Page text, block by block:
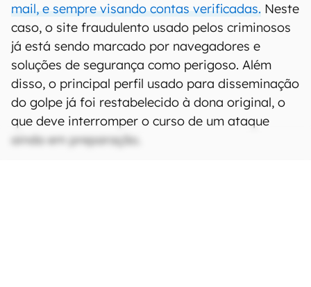
mail, e sempre visando contas verificadas. Neste
caso, o site fraudulento usado pelos criminosos
já está sendo marcado por navegadores e
soluções de segurança como perigoso. Além
disso, o principal perfil usado para disseminação
do golpe já foi restabelecido à dona original, o
que deve interromper o curso de um ataque
ainda em preparação.